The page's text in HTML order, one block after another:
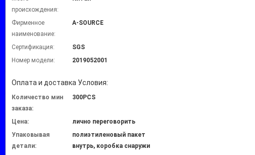
происхождения:
Фирменное
наименование:
A-SOURCE
Сертификация:
SGS
Номер модели:
2019052001
Оплата и доставка Условия:
Количество мин
заказа:
300PCS
Цена:
лично переговорить
Упаковывая
детали:
полиэтиленовый пакет
внутрь, коробка снаружи